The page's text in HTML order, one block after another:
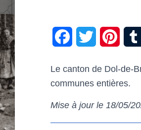
Le canton de Dol-de-
communes entières.
Mise à jour le 18/05/